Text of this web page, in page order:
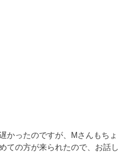
かったのですが、Mさんもちょ
ての方が来られたので、お話し